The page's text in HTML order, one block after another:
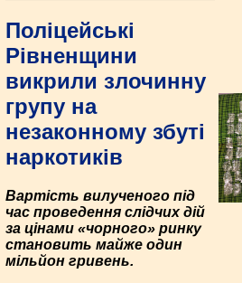
Поліцейські
Рівненщини
викрили злочинну
групу на
незаконному збуті
наркотиків
Вартість вилученого під
час проведення слідчих дій
за цінами «чорного» ринку
становить майже один
мільйон гривень.